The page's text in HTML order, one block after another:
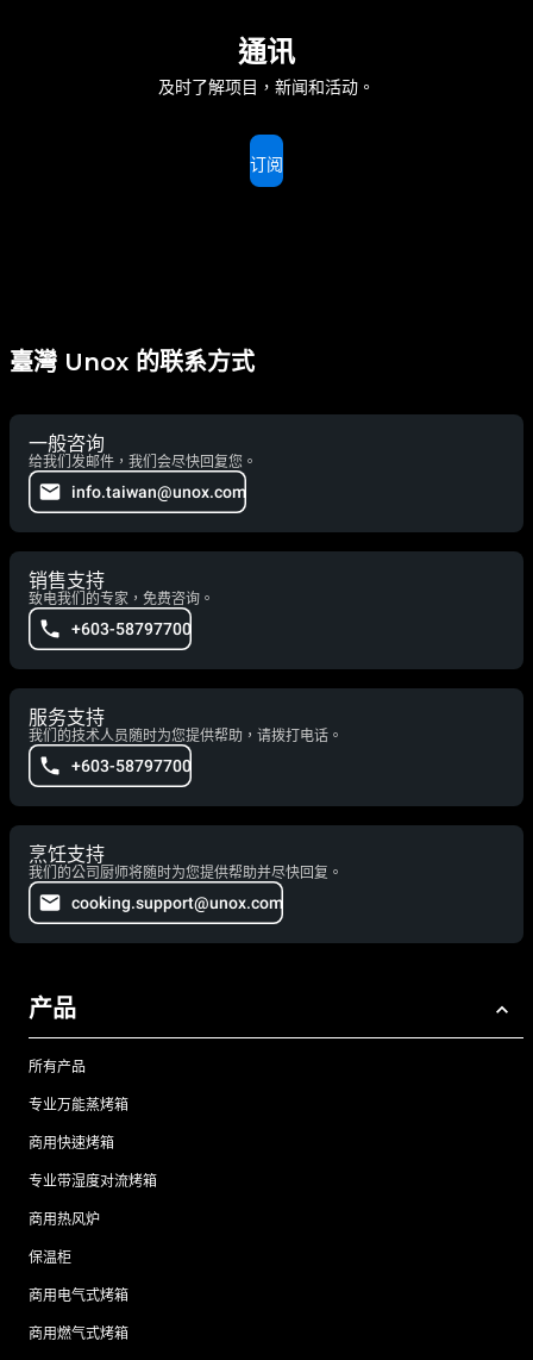
通讯
及时了解项目，新闻和活动。
订阅
臺灣 Unox 的联系方式
一般咨询
给我们发邮件，我们会尽快回复您。
info.taiwan@unox.com
销售支持
致电我们的专家，免费咨询。
+603-58797700
服务支持
我们的技术人员随时为您提供帮助，请拨打电话。
+603-58797700
烹饪支持
我们的公司厨师将随时为您提供帮助并尽快回复。
cooking.support@unox.com
产品
所有产品
专业万能蒸烤箱
商用快速烤箱
专业带湿度对流烤箱
商用热风炉
保温柜
商用电气式烤箱
商用燃气式烤箱